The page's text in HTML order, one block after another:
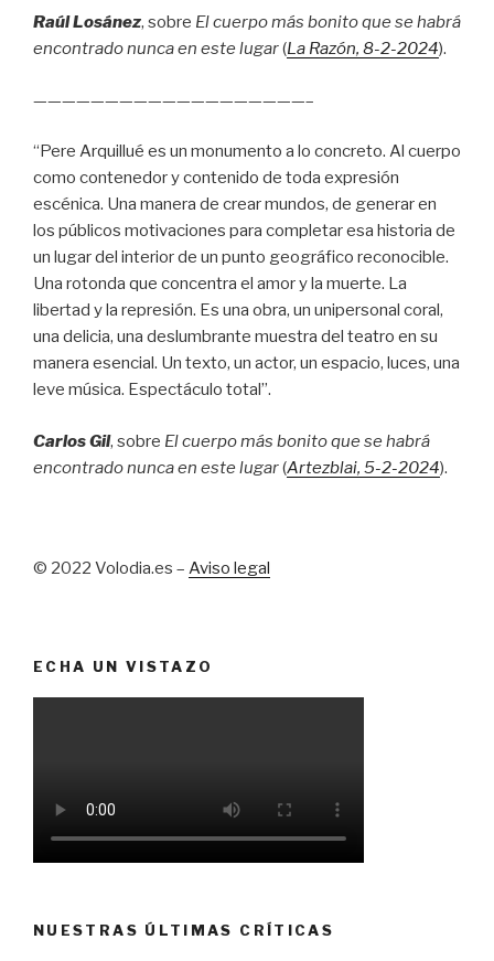
Raúl Losánez, sobre El cuerpo más bonito que se habrá
encontrado nunca en este lugar(La Razón, 8-2-2024).
———————————————————–
“Pere Arquillué es un monumento a lo concreto. Al cuerpo
como contenedor y contenido de toda expresión
escénica. Una manera de crear mundos, de generar en
los públicos motivaciones para completar esa historia de
un lugar del interior de un punto geográfico reconocible.
Una rotonda que concentra el amor y la muerte. La
libertad y la represión. Es una obra, un unipersonal coral,
una delicia, una deslumbrante muestra del teatro en su
manera esencial. Un texto, un actor, un espacio, luces, una
leve música. Espectáculo total”.
Carlos Gil, sobre El cuerpo más bonito que se habrá
encontrado nunca en este lugar(Artezblai, 5-2-2024).
© 2022 Volodia.es – Aviso legal
ECHA UN VISTAZO
NUESTRAS ÚLTIMAS CRÍTICAS